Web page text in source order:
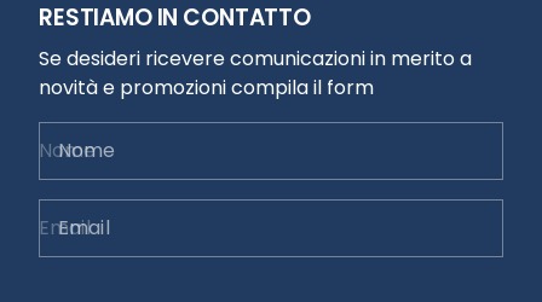
RESTIAMO IN CONTATTO
Se desideri ricevere comunicazioni in merito a
novità e promozioni compila il form
Nome
Email